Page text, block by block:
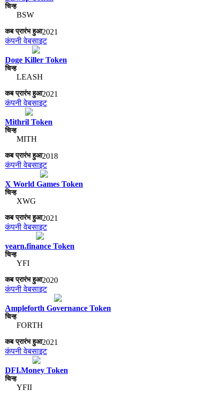
BSW
2021
कंपनी वेबसाइट
Doge Killer Token
LEASH
2021
कंपनी वेबसाइट
Mithril Token
MITH
2018
कंपनी वेबसाइट
X World Games Token
XWG
2021
कंपनी वेबसाइट
yearn.finance Token
YFI
2020
कंपनी वेबसाइट
Ampleforth Governance Token
FORTH
2021
कंपनी वेबसाइट
DFI.Money Token
YFII